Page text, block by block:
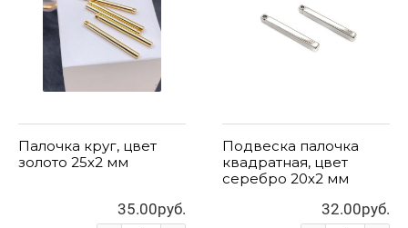
Палочка круг, цвет
золото 25х2 мм
35.00руб.
Подвеска палочка
квадратная, цвет
серебро 20х2 мм
32.00руб.